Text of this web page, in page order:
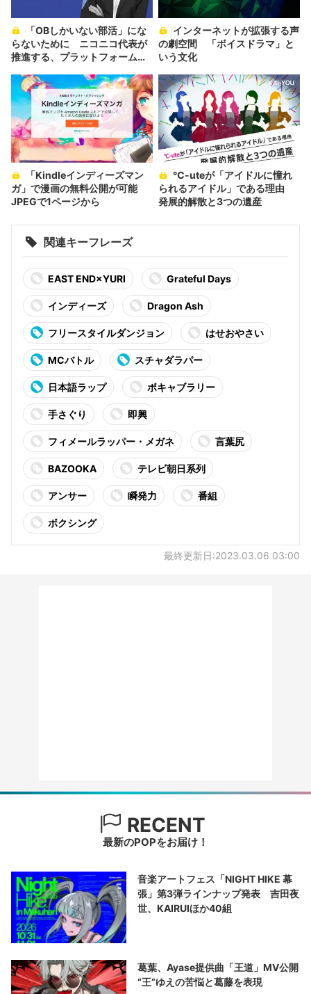
らないために ニコニコ代表が
推進する、プラットフォームの
の劇空間 「ボイスドラマ」と
いう文化
ガ」で漫画の無料公開が可能
JPEGで1ページから
られるアイドル」である理由
発展的解散と3つの遺産
関連キーフレーズ
EAST END×YURI Grateful Days
インディーズ Dragon Ash
フリースタイルダンジョン はせおやさい
MCバトル スチャダラパー
日本語ラップ ボキャブラリー
手さぐり 即興
フィメールラッパー・メガネ 言葉尻
BAZOOKA テレビ朝日系列
アンサー 瞬発力 番組
ボクシング
最終更新日:2023.03.06 03:00
RECENT
最新のPOPをお届け！
音楽アートフェス「NIGHT HIKE 幕
張」第3弾ラインナップ発表 吉田夜
世、KAIRUIほか40組
葛葉、Ayase提供曲「王道」MV公開
“王”ゆえの苦悩と葛藤を表現